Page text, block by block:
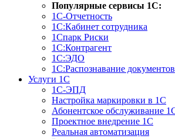
Популярные сервисы 1С:
1С-Отчетность
1С:Кабинет сотрудника
1Спарк Риски
1С:Контрагент
1С:ЭДО
1С:Распознавание документов
Услуги 1С
1С-ЭПД
Настройка маркировки в 1С
Абонентское обслуживание
Проектное внедрение 1С
Реальная автоматизация